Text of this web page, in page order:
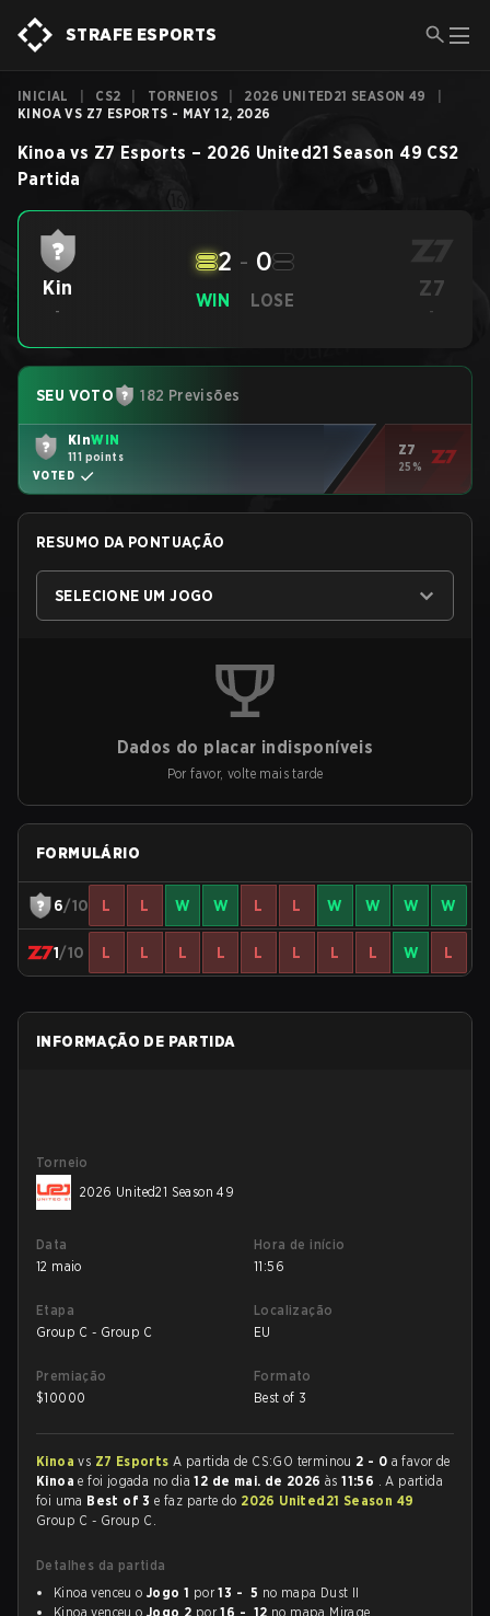
STRAFE ESPORTS
INICIAL CS2 TORNEIOS 2026 UNITED21 SEASON 49
KINOA VS Z7 ESPORTS - MAY 12, 2026
Kinoa vs Z7 Esports – 2026 United21 Season 49 CS2
Partida
Kin
-
WIN
2 - 0
LOSE Z7
-
SEU VOTO 182 Previsões
KinWIN
111 points
VOTED
Z7
25%
RESUMO DA PONTUAÇÃO
SELECIONE UM JOGO
Dados do placar indisponíveis
Por favor, volte mais tarde
FORMULÁRIO
6/10 L L W W L L W W W W
1/10 L L L L L L L L W L
INFORMAÇÃO DE PARTIDA
Torneio
2026 United21 Season 49
Data
12 maio
Hora de início
11:56
Etapa
Group C - Group C
Localização
EU
Premiação
$10000
Formato
Best of 3
Kinoavs Z7 EsportsA partida de CS:GO terminou 2 - 0 a favor de
Kinoae foi jogada no dia12 de mai. de 2026às11:56 . A partida
foi uma Best of 3e faz parte do 2026 United21 Season 49
Group C - Group C.
Detalhes da partida
Kinoa venceu o Jogo 1 por13 - 5 no mapa Dust II
Kinoa venceu o Jogo 2 por16 - 12 no mapa Mirage